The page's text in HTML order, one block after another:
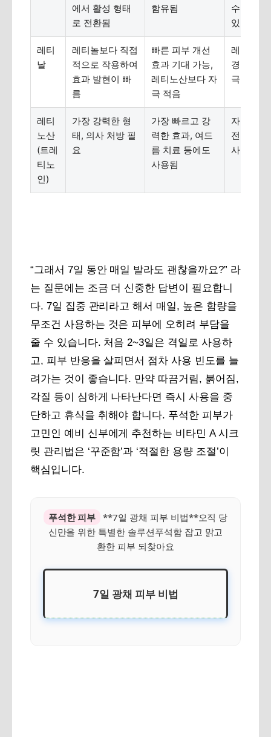
에서 활성 형태
로 전환됨
함유됨
수 있음,
있음
레티
날
레티놀보다 직접
적으로 작용하여
효과 발현이 빠
름
빠른 피부 개선
효과 기대 가능,
레티노산보다 자
극 적음
레티놀보
경우가
극 가능
레티
노산
(트레
티노
인)
가장 강력한 형
태, 의사 처방 필
요
가장 빠르고 강
력한 효과, 여드
름 치료 등에도
사용됨
자극이
전문가의
사용 필수
“그래서 7일 동안 매일 발라도 괜찮을까요?” 라
는 질문에는 조금 더 신중한 답변이 필요합니
다. 7일 집중 관리라고 해서 매일, 높은 함량을
무조건 사용하는 것은 피부에 오히려 부담을
줄 수 있습니다. 처음 2~3일은 격일로 사용하
고, 피부 반응을 살피면서 점차 사용 빈도를 늘
려가는 것이 좋습니다. 만약 따끔거림, 붉어짐,
각질 등이 심하게 나타난다면 즉시 사용을 중
단하고 휴식을 취해야 합니다. 푸석한 피부가
고민인 예비 신부에게 추천하는 비타민 A 시크
릿 관리법은 ‘꾸준함’과 ‘적절한 용량 조절’이
핵심입니다.
푸석한 피부 **7일 광채 피부 비법**오직 당
신만을 위한 특별한 솔루션푸석함 잡고 맑고
환한 피부 되찾아요
7일 광채 피부 비법